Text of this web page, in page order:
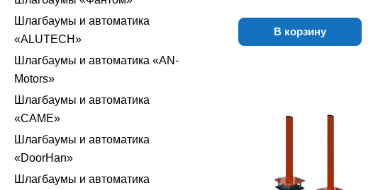
В корзину
Шлагбаумы и автоматика
«ALUTECH»
Шлагбаумы и автоматика «AN-
Motors»
Шлагбаумы и автоматика
«CAME»
Шлагбаумы и автоматика
«DoorHan»
Шлагбаумы и автоматика